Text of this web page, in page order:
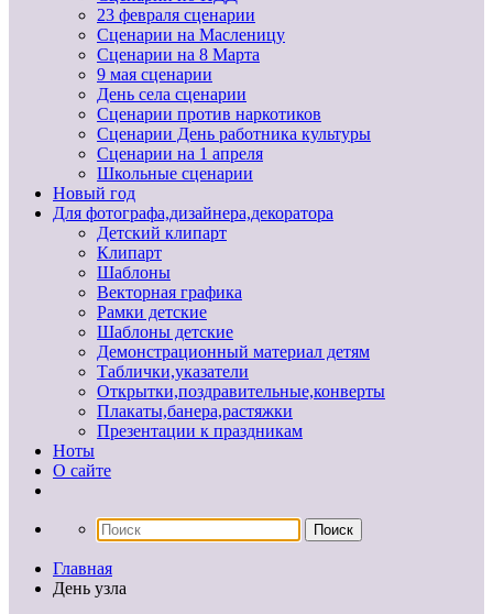
23 февраля сценарии
Сценарии на Масленицу
Сценарии на 8 Марта
9 мая сценарии
День села сценарии
Сценарии против наркотиков
Сценарии День работника культуры
Сценарии на 1 апреля
Школьные сценарии
Новый год
Для фотографа,дизайнера,декоратора
Детский клипарт
Клипарт
Шаблоны
Векторная графика
Рамки детские
Шаблоны детские
Демонстрационный материал детям
Таблички,указатели
Открытки,поздравительные,конверты
Плакаты,банера,растяжки
Презентации к праздникам
Ноты
О сайте
Главная
День узла